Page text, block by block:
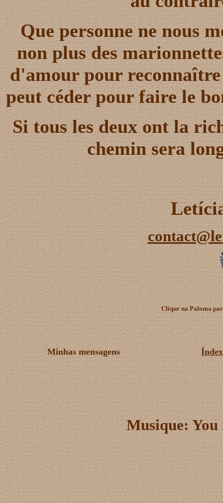
Que personne ne nous
non plus des
d'amour pour
peut céder pour faire le
Si tous les deux ont la
chemin sera
Clique na Paloma
Minhas mensagens
Musique: You